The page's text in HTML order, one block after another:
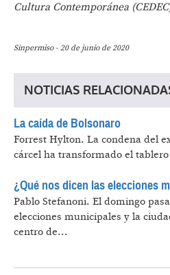
Cultura Contemporánea
Sinpermiso - 20 de junio de 2020
NOTICIAS
La caída de Bolsonaro
Forrest Hylton. La condena del
cárcel ha transformado el
¿Qué nos dicen las elecciones
Pablo Stefanoni. El domingo
elecciones municipales y la
centro de...